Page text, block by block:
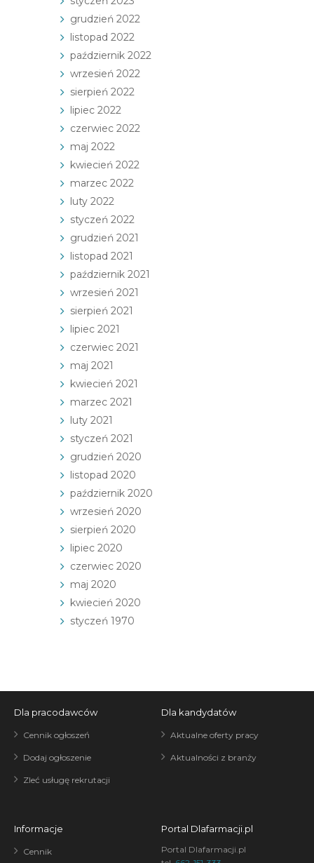
grudzień 2022
listopad 2022
październik 2022
wrzesień 2022
sierpień 2022
lipiec 2022
czerwiec 2022
maj 2022
kwiecień 2022
marzec 2022
luty 2022
styczeń 2022
grudzień 2021
listopad 2021
październik 2021
wrzesień 2021
sierpień 2021
lipiec 2021
czerwiec 2021
maj 2021
kwiecień 2021
marzec 2021
luty 2021
styczeń 2021
grudzień 2020
listopad 2020
październik 2020
wrzesień 2020
sierpień 2020
lipiec 2020
czerwiec 2020
maj 2020
kwiecień 2020
styczeń 1970
Dla pracodawców
Cennik ogłoszeń
Dodaj ogłoszenie
Zleć usługę rekrutacji
Dla kandydatów
Aktualne oferty pracy
Aktualności z branży
Informacje
Cennik
Portal Dlafarmacji.pl
Portal Dlafarmacji.pl